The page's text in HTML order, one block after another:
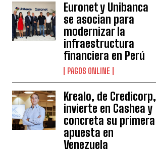
Euronet y Unibanca
se asocian para
modernizar la
infraestructura
financiera en Perú
PAGOS ONLINE
Krealo, de Credicorp,
invierte en Cashea y
concreta su primera
apuesta en
Venezuela